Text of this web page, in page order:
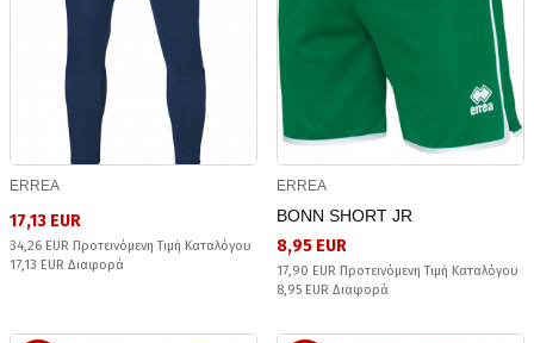
ERREA
17,13 EUR
34,26 EUR Προτεινόμενη Τιμή Καταλόγου
17,13 EUR Διαφορά
ERREA
BONN SHORT JR
8,95 EUR
17,90 EUR Προτεινόμενη Τιμή Καταλόγου
8,95 EUR Διαφορά